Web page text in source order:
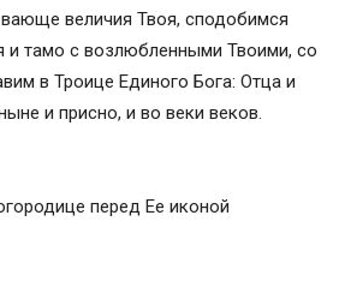
величия Твоя, сподобимся
и тамо с возлюбленными Твоими, со
в Троице Единого Бога: Отца и
и присно, и во веки веков.
перед Ее иконой